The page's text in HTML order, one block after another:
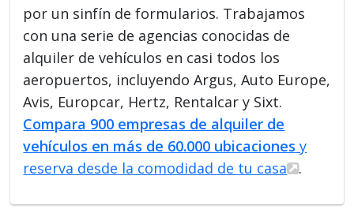
por un sinfín de formularios. Trabajamos
con una serie de agencias conocidas de
alquiler de vehículos en casi todos los
aeropuertos, incluyendo Argus, Auto Europe,
Avis, Europcar, Hertz, Rentalcar y Sixt.
Compara 900 empresas de alquiler de
vehículos en más de 60.000 ubicaciones y
reserva desde la comodidad de tu casa
.